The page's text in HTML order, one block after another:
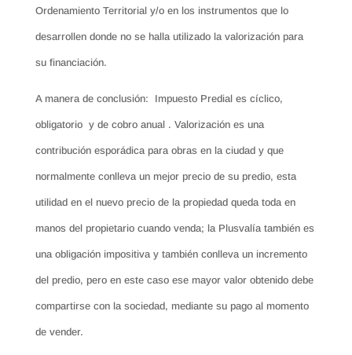
Ordenamiento Territorial y/o en los instrumentos que lo
desarrollen donde no se halla utilizado la valorización para
su financiación.
A manera de conclusión: Impuesto Predial es cíclico,
obligatorio y de cobro anual . Valorización es una
contribución esporádica para obras en la ciudad y que
normalmente conlleva un mejor precio de su predio, esta
utilidad en el nuevo precio de la propiedad queda toda en
manos del propietario cuando venda; la Plusvalía también es
una obligación impositiva y también conlleva un incremento
del predio, pero en este caso ese mayor valor obtenido debe
compartirse con la sociedad, mediante su pago al momento
de vender.